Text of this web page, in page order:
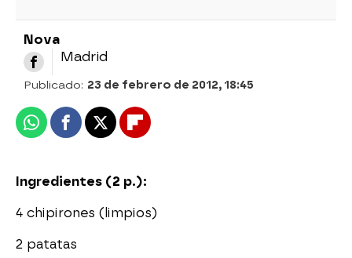
Nova
Madrid
Publicado: 23 de febrero de 2012, 18:45
WhatsappFacebook
X Flipboard
Ingredientes (2 p.):
4 chipirones (limpios)
2 patatas